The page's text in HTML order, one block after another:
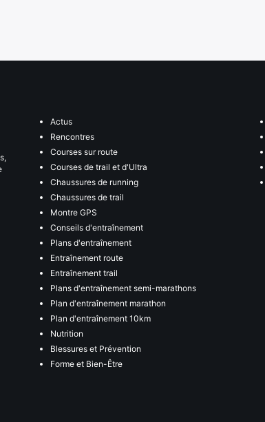
Actus
Rencontres
Courses sur route
Courses de trail et d'Ultra
Chaussures de running
Chaussures de trail
Montre GPS
Conseils d'entraînement
Plans d'entraînement
Entraînement route
Entraînement trail
Plans d'entraînement semi-marathons
Plan d'entraînement marathon
Plan d'entraînement 10km
Nutrition
Blessures et Prévention
Forme et Bien-Être